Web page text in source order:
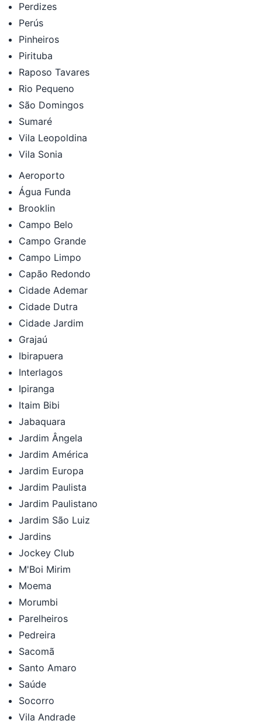
Perdizes
Perús
Pinheiros
Pirituba
Raposo Tavares
Rio Pequeno
São Domingos
Sumaré
Vila Leopoldina
Vila Sonia
Aeroporto
Água Funda
Brooklin
Campo Belo
Campo Grande
Campo Limpo
Capão Redondo
Cidade Ademar
Cidade Dutra
Cidade Jardim
Grajaú
Ibirapuera
Interlagos
Ipiranga
Itaim Bibi
Jabaquara
Jardim Ângela
Jardim América
Jardim Europa
Jardim Paulista
Jardim Paulistano
Jardim São Luiz
Jardins
Jockey Club
M'Boi Mirim
Moema
Morumbi
Parelheiros
Pedreira
Sacomã
Santo Amaro
Saúde
Socorro
Vila Andrade